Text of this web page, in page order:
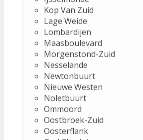
Kop Van Zuid
Lage Weide
Lombardijen
Maasboulevard
Morgenstond-Zuid
Nesselande
Newtonbuurt
Nieuwe Westen
Noletbuurt
Ommoord
Oostbroek-Zuid
Oosterflank